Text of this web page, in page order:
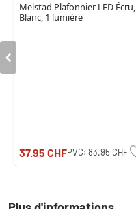
Melstad Plafonnier LED Écru,
Blanc, 1 lumière
37.95 CHFPVC:83.95 CHF